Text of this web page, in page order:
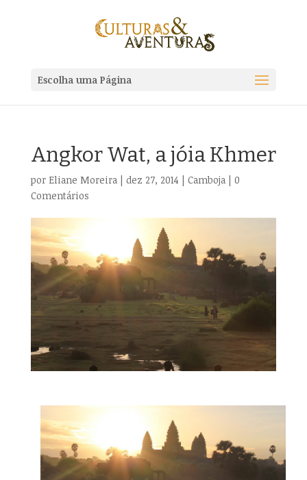
Escolha uma Página
Angkor Wat, a jóia Khmer
por Eliane Moreira| dez 27, 2014 | Camboja| 0
Comentários